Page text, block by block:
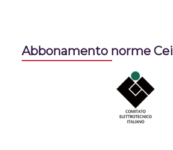
Abbonamento norme Cei